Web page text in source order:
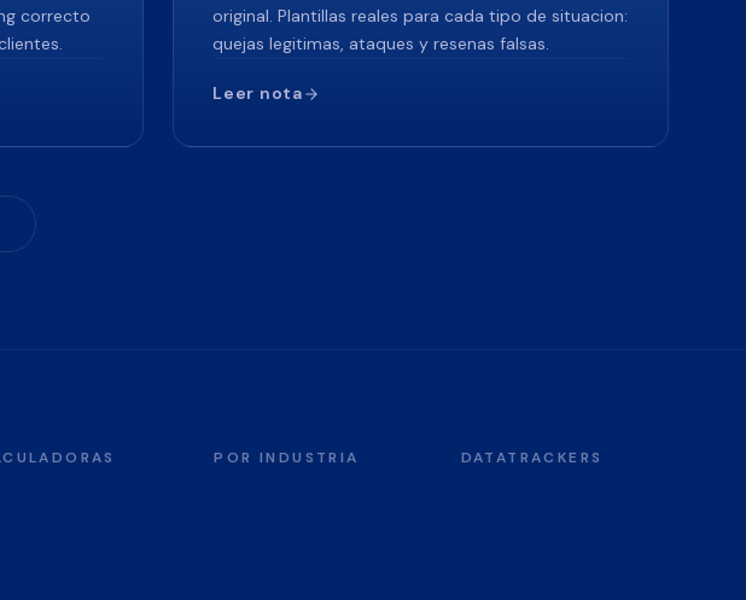
correcto
original. Plantillas reales para cada tipo de situacion:
quejas legitimas, ataques y resenas falsas.
Leer nota
POR INDUSTRIA DATATRACKERS